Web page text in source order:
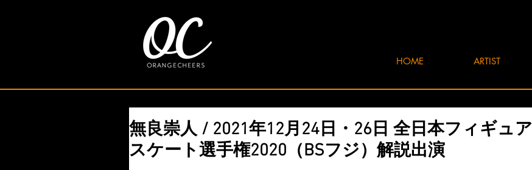
HOME ARTIST
無良崇人 / 2021年12月24日・26日 全日本フィギュア
スケート選手権2020（BSフジ）解説出演